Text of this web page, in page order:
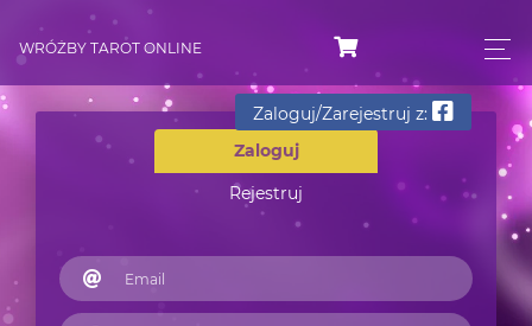
WRÓŻBY TAROT ONLINE
Zaloguj
Rejestruj
Zaloguj/Zarejestruj z: